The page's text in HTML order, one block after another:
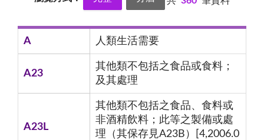
A 人類生活需要
A23
其他類不包括之食品或食料；
及其處理
A23L
其他類不包括之食品、食料或
非酒精飲料；此等之製備或處
理（其保存見A23B）[4,2006.0